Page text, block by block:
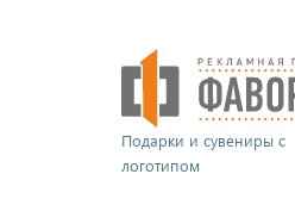
Подарки и сувениры с
логотипом